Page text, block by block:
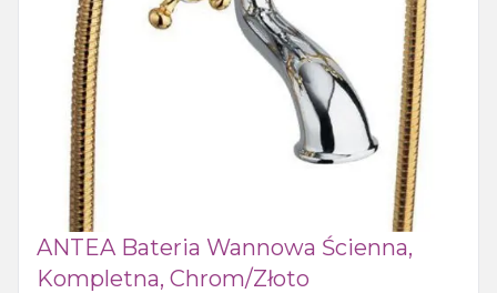
ANTEA Bateria Wannowa Ścienna,
Kompletna, Chrom/złoto